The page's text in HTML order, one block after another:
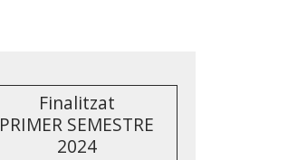
Finalitzat
PRIMER SEMESTRE
2024